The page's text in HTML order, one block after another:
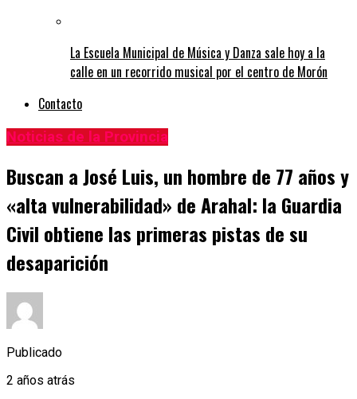
La Escuela Municipal de Música y Danza sale hoy a la
calle en un recorrido musical por el centro de Morón
Contacto
Noticias de la Provincia
Buscan a José Luis, un hombre de 77 años y
«alta vulnerabilidad» de Arahal: la Guardia
Civil obtiene las primeras pistas de su
desaparición
Publicado
2 años atrás